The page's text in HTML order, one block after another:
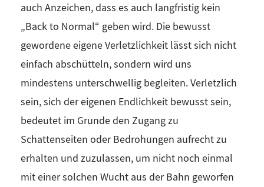
auch Anzeichen, dass es auch langfristig kein
„Back to Normal“ geben wird. Die bewusst
gewordene eigene Verletzlichkeit lässt sich nicht
einfach abschütteln, sondern wird uns
mindestens unterschwellig begleiten. Verletzlich
sein, sich der eigenen Endlichkeit bewusst sein,
bedeutet im Grunde den Zugang zu
Schattenseiten oder Bedrohungen aufrecht zu
erhalten und zuzulassen, um nicht noch einmal
mit einer solchen Wucht aus der Bahn geworfen